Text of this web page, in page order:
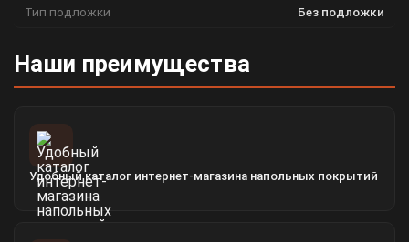
Тип подложки Без подложки
Наши преимущества
Удобный каталог интернет-магазина напольных покрытий